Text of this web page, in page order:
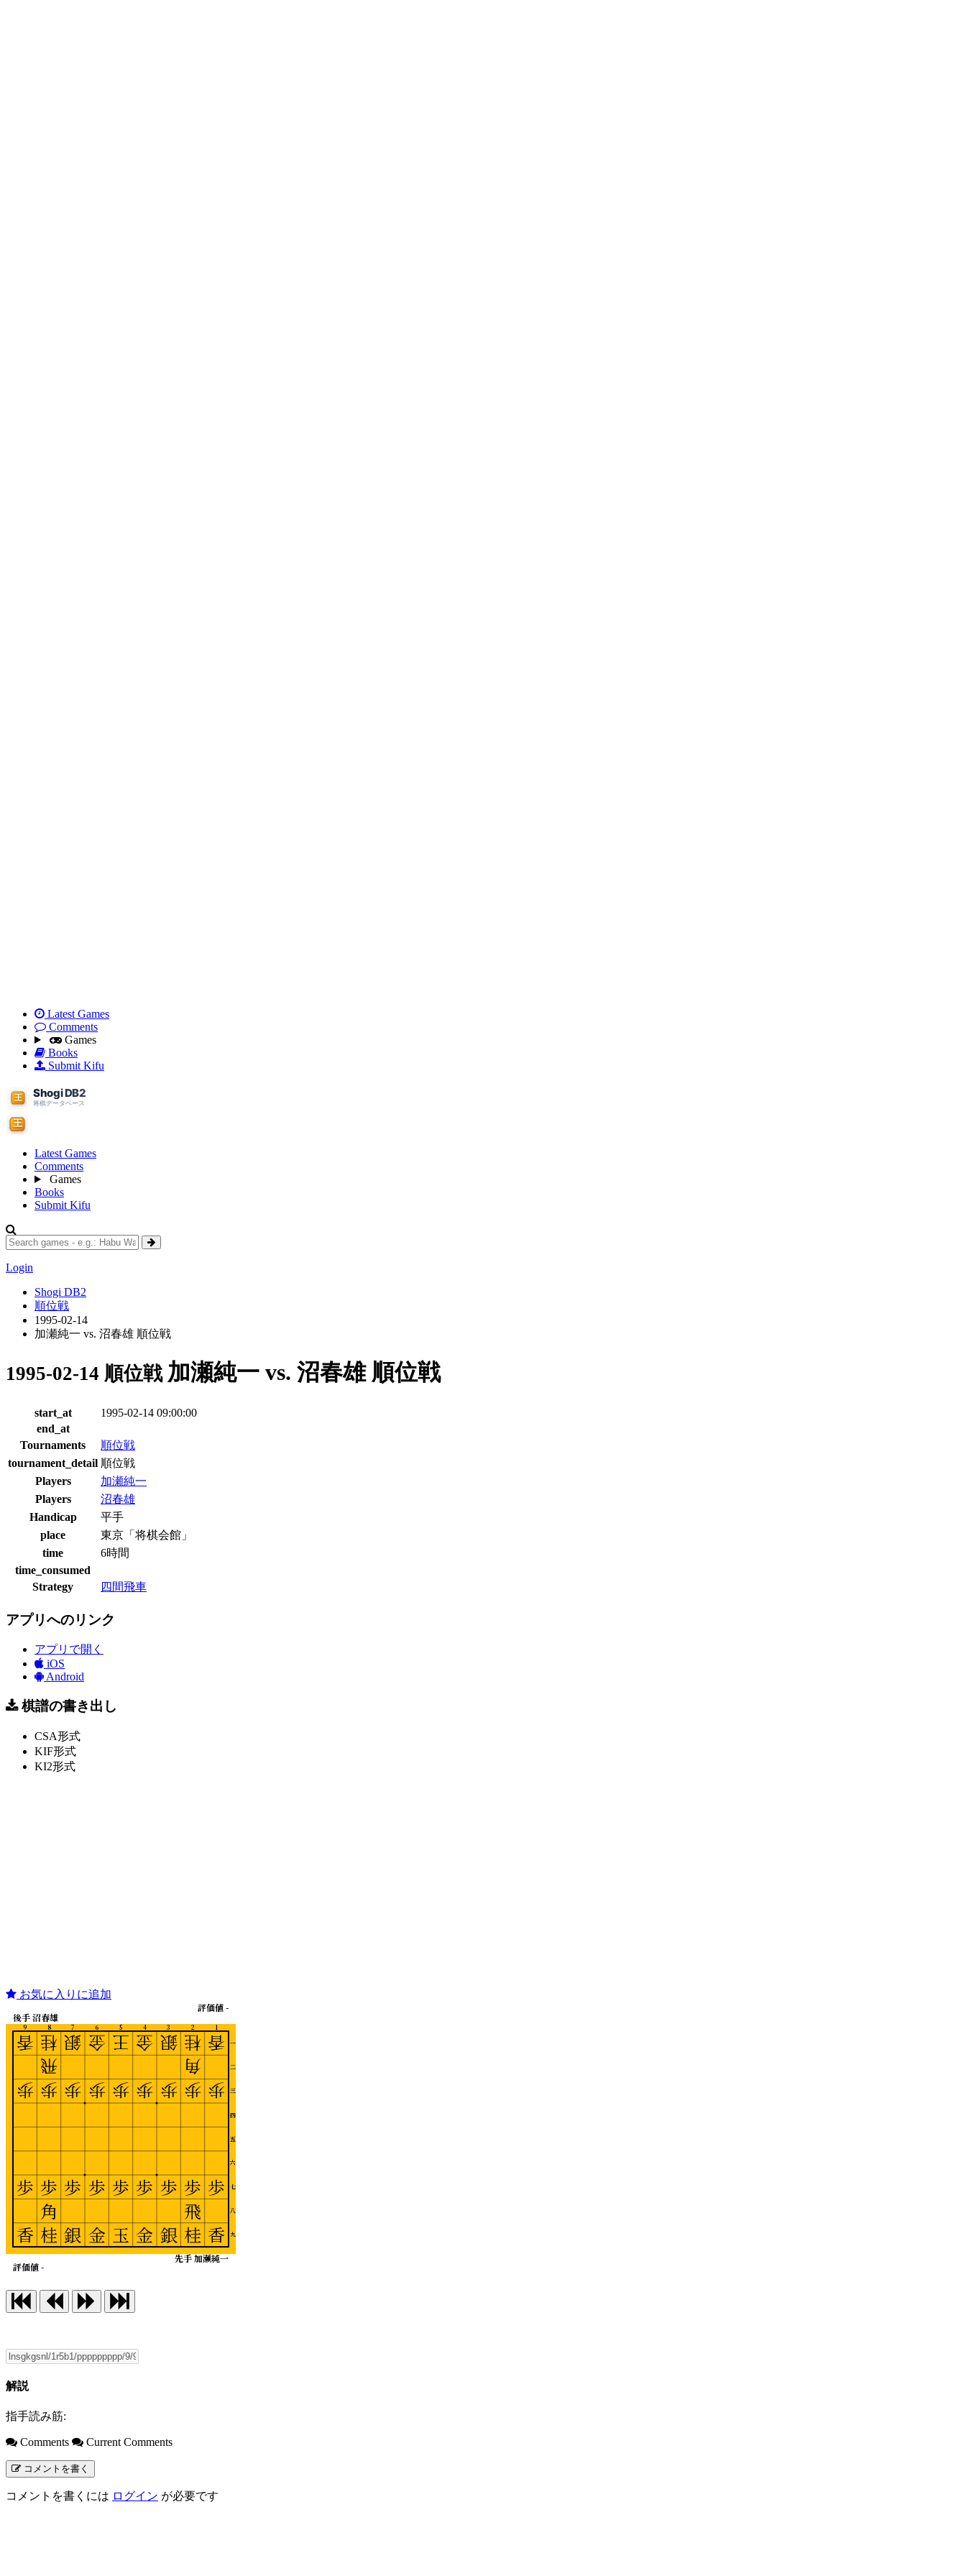
Latest Games
Comments
Games
Books
Submit Kifu
Latest Games
Comments
Games
Books
Submit Kifu
Login
Shogi DB2
順位戦
1995-02-14
加瀬純一 vs. 沼春雄 順位戦
1995-02-14 順位戦 加瀬純一 vs. 沼春雄 順位戦
start_at
1995-02-14 09:00:00
end_at
Tournaments
順位戦
tournament_detail 順位戦
Players
加瀬純一
Players
沼春雄
Handicap
平手
place
東京「将棋会館」
time
6時間
time_consumed
Strategy
四間飛車
アプリへのリンク
アプリで開く
iOS
Android
棋譜の書き出し
CSA形式
KIF形式
KI2形式
お気に入りに追加
1
2
3
4
5
6
7
8
9
一
二
三
四
五
六
七
八
九
先手 加瀬純一
後手 沼春雄
評価値 -
評価値 -
香
歩
歩
香
桂
角
歩
歩
飛
桂
銀
歩
歩
銀
金
歩
歩
金
王
歩
歩
玉
金
歩
歩
金
銀
歩
歩
銀
桂
飛
歩
歩
角
桂
香
歩
歩
香
解説
指手読み筋:
Comments Current Comments
コメントを書く
コメントを書くには ログイン が必要です